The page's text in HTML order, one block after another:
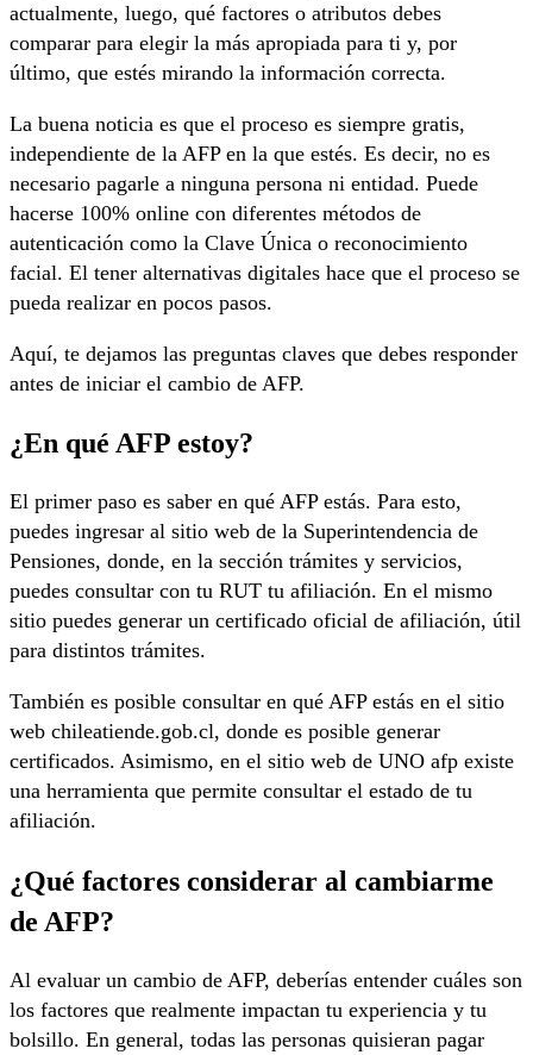
actualmente, luego, qué factores o atributos debes
comparar para elegir la más apropiada para ti y, por
último, que estés mirando la información correcta.
La buena noticia es que el proceso es siempre gratis,
independiente de la AFP en la que estés. Es decir, no es
necesario pagarle a ninguna persona ni entidad. Puede
hacerse 100% online con diferentes métodos de
autenticación como la Clave Única o reconocimiento
facial. El tener alternativas digitales hace que el proceso se
pueda realizar en pocos pasos.
Aquí, te dejamos las preguntas claves que debes responder
antes de iniciar el cambio de AFP.
¿En qué AFP estoy?
El primer paso es saber en qué AFP estás. Para esto,
puedes ingresar al sitio web de la Superintendencia de
Pensiones, donde, en la sección trámites y servicios,
puedes consultar con tu RUT tu afiliación. En el mismo
sitio puedes generar un certificado oficial de afiliación, útil
para distintos trámites.
También es posible consultar en qué AFP estás en el sitio
web chileatiende.gob.cl, donde es posible generar
certificados. Asimismo, en el sitio web de UNO afp existe
una herramienta que permite consultar el estado de tu
afiliación.
¿Qué factores considerar al cambiarme
de AFP?
Al evaluar un cambio de AFP, deberías entender cuáles son
los factores que realmente impactan tu experiencia y tu
bolsillo. En general, todas las personas quisieran pagar